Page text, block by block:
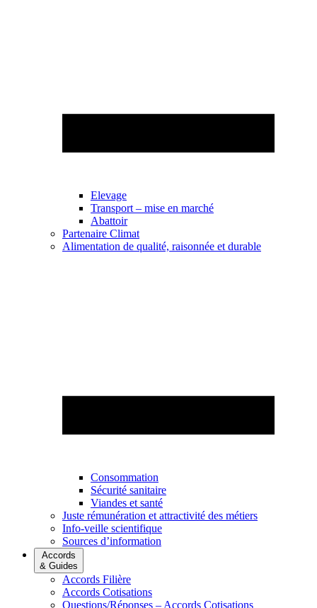
Elevage
Transport – mise en marché
Abattoir
Partenaire Climat
Alimentation de qualité, raisonnée et durable
Consommation
Sécurité sanitaire
Viandes et santé
Juste rémunération et attractivité des métiers
Info-veille scientifique
Sources d’information
Accords
& Guides
Accords Filière
Accords Cotisations
Questions/Réponses – Accords Cotisations